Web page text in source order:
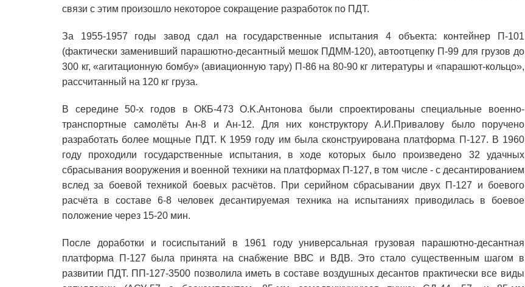
связи с этим произошло некоторое сокращение разработок по ПДТ.
За 1955-1957 годы завод сдал на государственные испытания 4 объекта: контейнер П-101
(фактически заменивший парашютно-десантный мешок ПДММ-120), автоотцепку П-99 для грузов до
300 кг, «агитационную бомбу» (авиационную тару) П-86 на 80-90 кг литературы и «парашют-кольцо»,
рассчитанный на 120 кг груза.
В середине 50-х годов в ОКБ-473 O.K.Антонова были спроектированы специальные военно-
транспортные самолёты Ан-8 и Ан-12. Для них конструктору А.И.Привалову было поручено
разработать более мощные ПДТ. К 1959 году им была сконструирована платформа П-127. В 1960
году проходили государственные испытания, в ходе которых было произведено 32 удачных
сбрасывания вооружения и военной техники на платформах П-127, в том числе - с десантированием
вслед за боевой техникой боевых расчётов. При серийном сбрасывании двух П-127 и боевого
расчёта в составе 6-8 человек десантируемая техника на испытаниях приводилась в боевое
положение через 15-20 мин.
После доработки и госиспытаний в 1961 году универсальная грузовая парашютно-десантная
платформа П-127 была принята на снабжение ВВС и ВДВ. Это стало существенным шагом в
развитии ПДТ. ПП-127-3500 позволила иметь в составе воздушных десантов практически все виды